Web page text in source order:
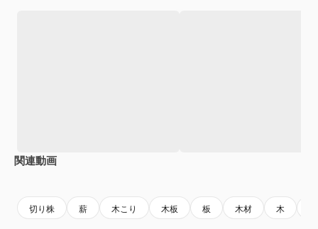
関連動画
切り株 薪 木こり 木板 板 木材 木